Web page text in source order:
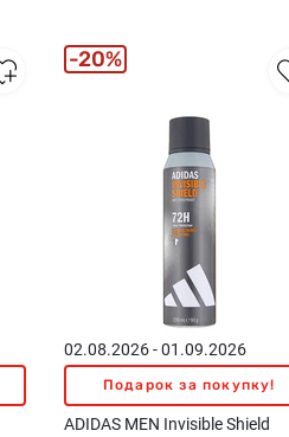
02.08.2026 - 01.09.2026
Подарок за покупку!
ADIDAS MEN Invisible Shield
20%